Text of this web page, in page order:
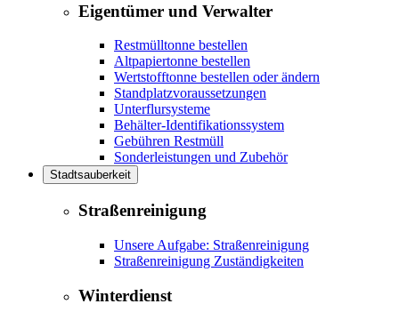
Eigentümer und Verwalter
Restmülltonne bestellen
Altpapiertonne bestellen
Wertstofftonne bestellen oder ändern
Standplatzvoraussetzungen
Unterflursysteme
Behälter-Identifikationssystem
Gebühren Restmüll
Sonderleistungen und Zubehör
Stadtsauberkeit
Straßenreinigung
Unsere Aufgabe: Straßenreinigung
Straßenreinigung Zuständigkeiten
Winterdienst